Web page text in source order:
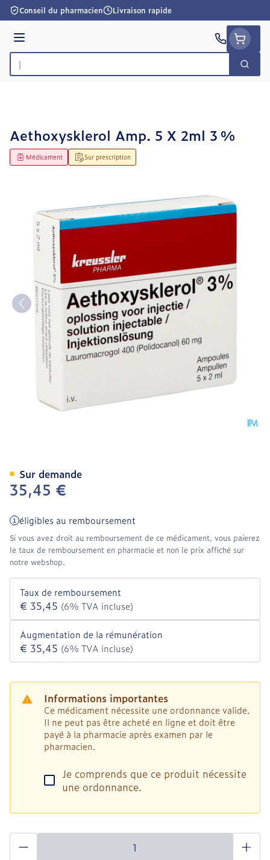
Aller au contenu
Conseil du pharmacien Livraison rapide
Menu
Rechercher
Aethoxysklerol Amp. 5 X 2ml 3 %
Sur prescription
Médicament
35,45 €
éligibles au remboursement
Si vous avez droit au remboursement de ce médicament, vous paierez
le taux de remboursement en pharmacie et non le prix affiché sur
notre webshop.
Taux de remboursement
€ 35,45 (6% TVA incluse)
Augmentation de la rémunération
€ 35,45 (6% TVA incluse)
Informations importantes
Ce médicament nécessite une ordonnance valide.
Il ne peut pas être acheté en ligne et doit être
payé à la pharmacie après examen par le
pharmacien.
Je comprends que ce produit nécessite
une ordonnance.
Quantité
Sur demande